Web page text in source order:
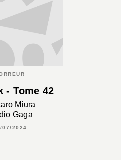
- Tome 42
Miura
Gaga
07/2024